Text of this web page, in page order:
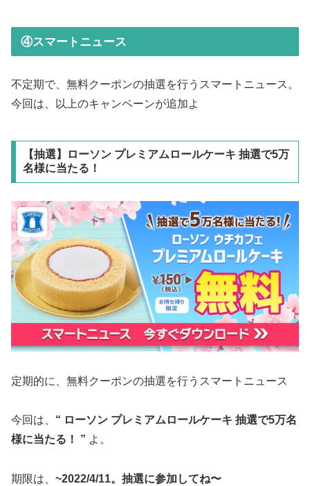
④スマートニュース
不定期で、無料クーポンの抽選を行うスマートニュース。
今回は、以上のキャンペーンが追加よ
【抽選】ローソン プレミアムロールケーキ 抽選で5万
名様に当たる！
定期的に、無料クーポンの抽選を行うスマートニュース
今回は、 “ ローソン プレミアムロールケーキ 抽選で5万名
様に当たる！ ” よ。
期限は、 ~2022/4/11。抽選に参加してね〜